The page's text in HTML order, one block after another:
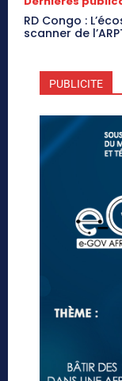
RD Congo :
scanner de
PUBLICITE